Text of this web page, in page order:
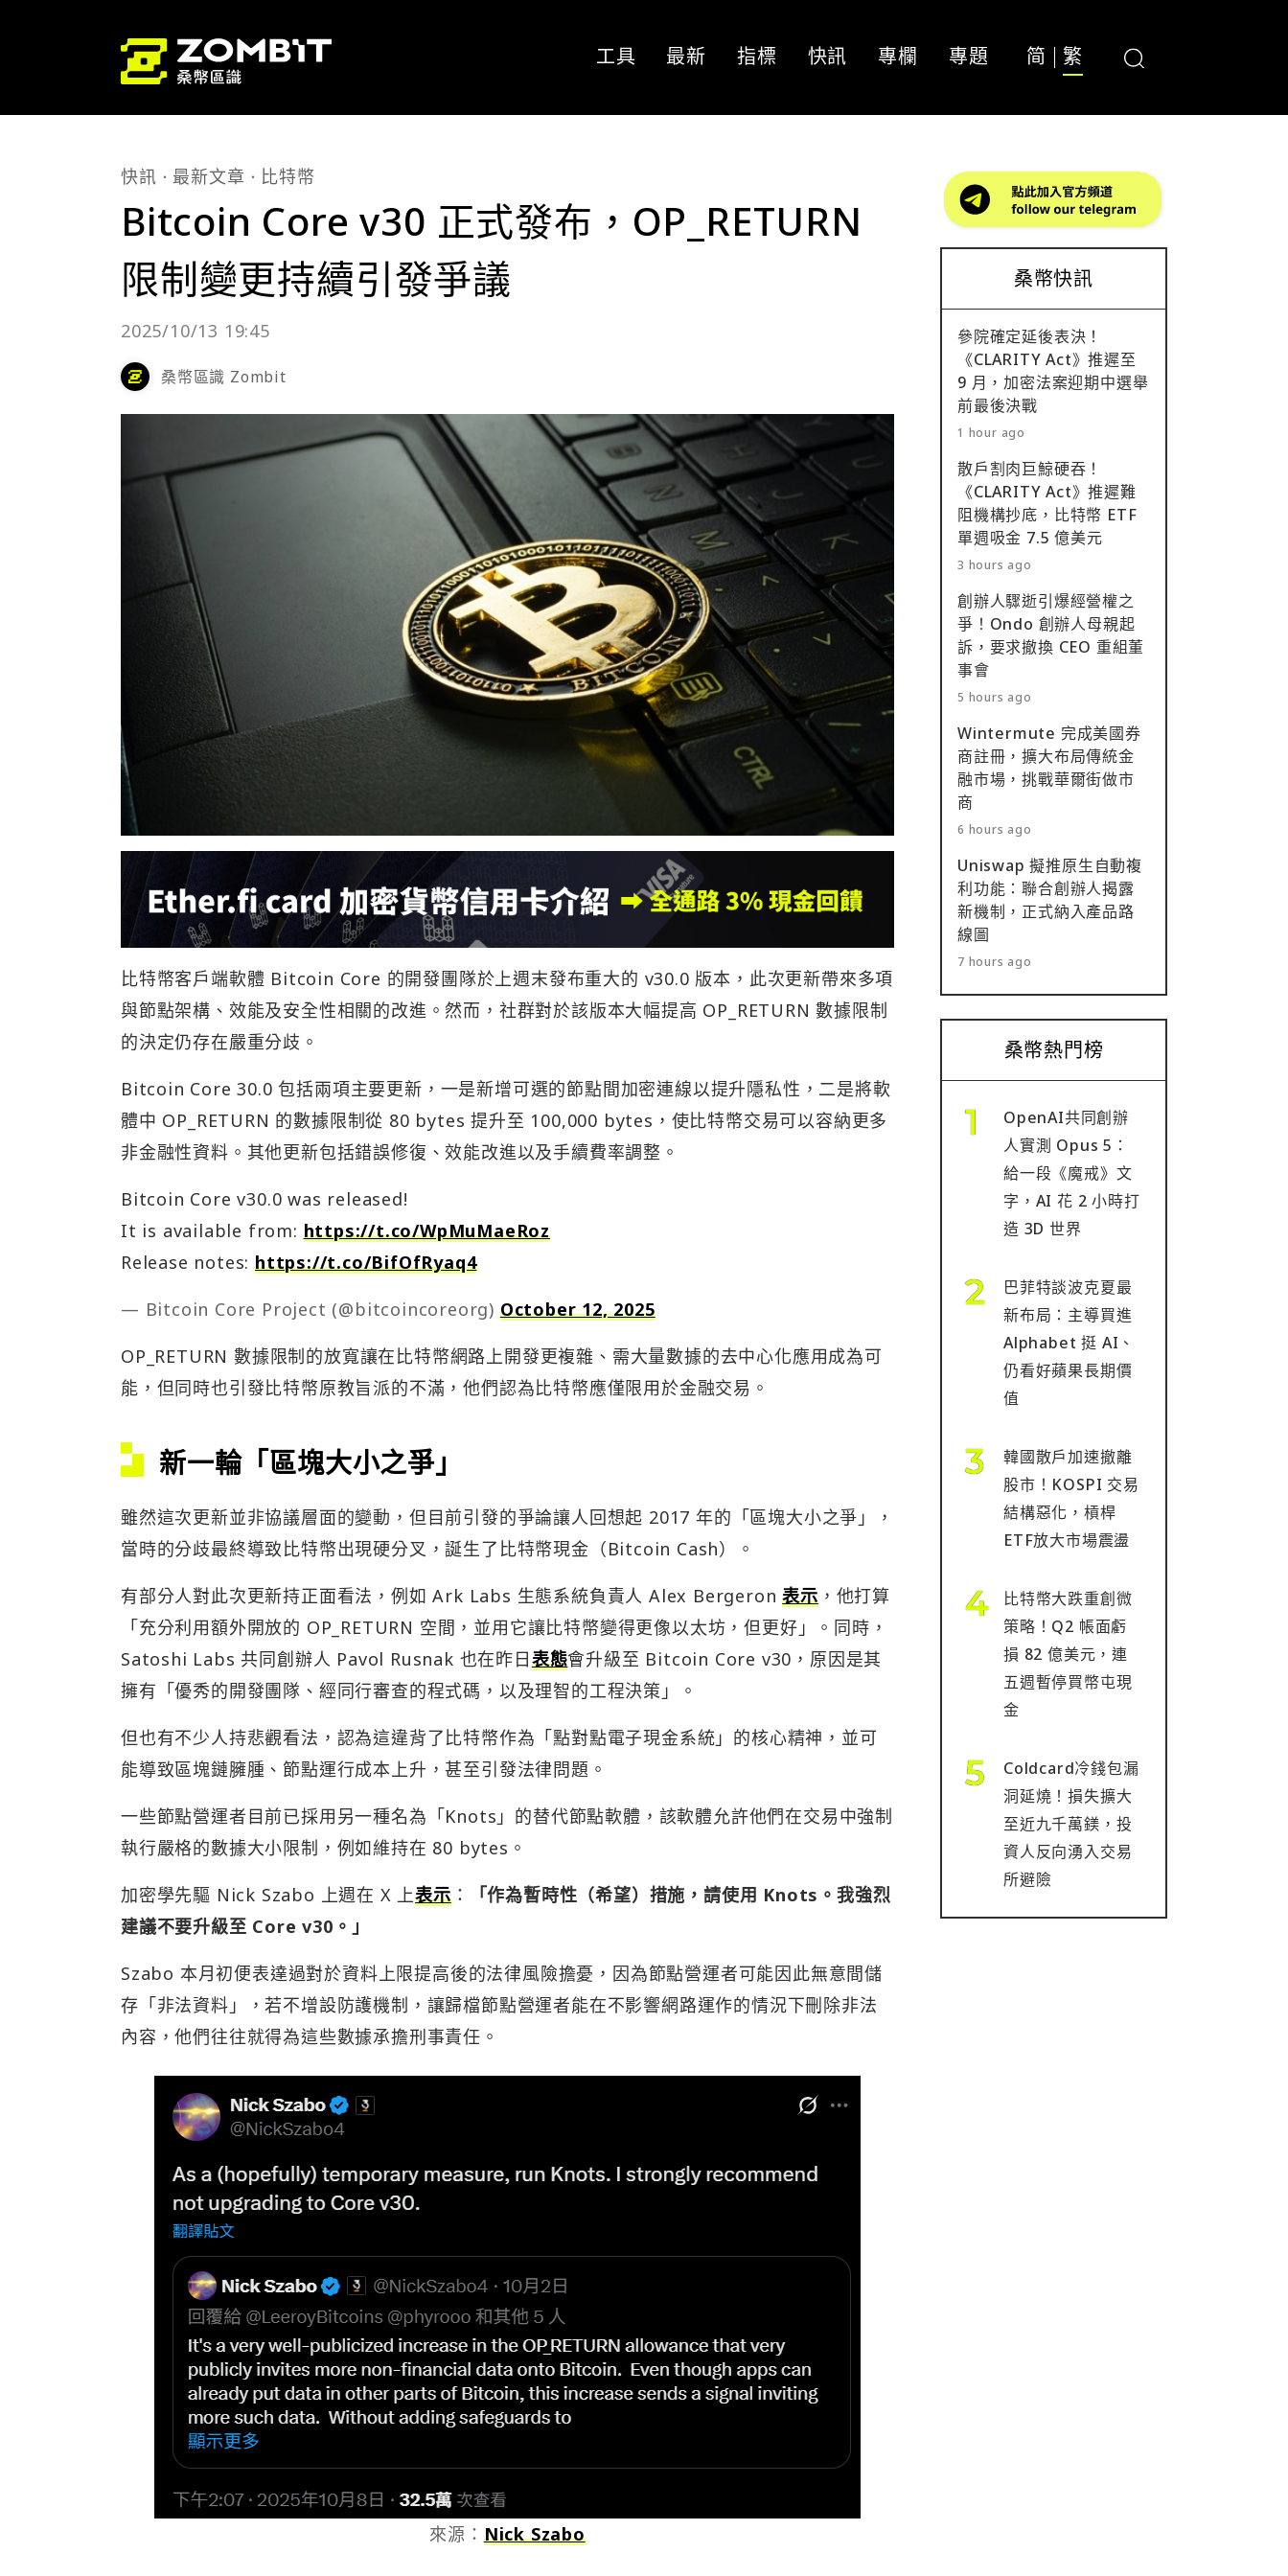
工具 最新 指標 快訊 專欄 專題 简 繁
快訊 最新文章 比特幣
Bitcoin Core v30 正式發布，OP_RETURN
限制變更持續引發爭議
2025/10/13 19:45
桑幣區識 Zombit
比特幣客戶端軟體 Bitcoin Core 的開發團隊於上週末發布重大的 v30.0 版本，此次更新帶來多項
與節點架構、效能及安全性相關的改進。然而，社群對於該版本大幅提高 OP_RETURN 數據限制
的決定仍存在嚴重分歧。
Bitcoin Core 30.0 包括兩項主要更新，一是新增可選的節點間加密連線以提升隱私性，二是將軟
體中 OP_RETURN 的數據限制從 80 bytes 提升至 100,000 bytes，使比特幣交易可以容納更多
非金融性資料。其他更新包括錯誤修復、效能改進以及手續費率調整。
Bitcoin Core v30.0 was released!
It is available from: https://t.co/WpMuMaeRoz
Release notes: https://t.co/BifOfRyaq4
— Bitcoin Core Project (@bitcoincoreorg) October 12, 2025
OP_RETURN 數據限制的放寬讓在比特幣網路上開發更複雜、需大量數據的去中心化應用成為可
能，但同時也引發比特幣原教旨派的不滿，他們認為比特幣應僅限用於金融交易。
新一輪「區塊大小之爭」
雖然這次更新並非協議層面的變動，但目前引發的爭論讓人回想起 2017 年的「區塊大小之爭」，
當時的分歧最終導致比特幣出現硬分叉，誕生了比特幣現金（Bitcoin Cash）。
有部分人對此次更新持正面看法，例如 Ark Labs 生態系統負責人 Alex Bergeron表示，他打算
「充分利用額外開放的 OP_RETURN 空間，並用它讓比特幣變得更像以太坊，但更好」。同時，
Satoshi Labs 共同創辦人 Pavol Rusnak 也在昨日表態會升級至 Bitcoin Core v30，原因是其
擁有「優秀的開發團隊、經同行審查的程式碼，以及理智的工程決策」。
但也有不少人持悲觀看法，認為這違背了比特幣作為「點對點電子現金系統」的核心精神，並可
能導致區塊鏈臃腫、節點運行成本上升，甚至引發法律問題。
一些節點營運者目前已採用另一種名為「Knots」的替代節點軟體，該軟體允許他們在交易中強制
執行嚴格的數據大小限制，例如維持在 80 bytes。
加密學先驅 Nick Szabo 上週在 X 上表示：
「作為暫時性（希望）措施，請使用 Knots。我強烈
建議不要升級至 Core v30。」
Szabo 本月初便表達過對於資料上限提高後的法律風險擔憂，因為節點營運者可能因此無意間儲
存「非法資料」，若不增設防護機制，讓歸檔節點營運者能在不影響網路運作的情況下刪除非法
內容，他們往往就得為這些數據承擔刑事責任。
來源： Nick Szabo
桑幣快訊
參院確定延後表決！
《CLARITY Act》推遲至
9 月，加密法案迎期中選舉
前最後決戰
1 hour ago
散戶割肉巨鯨硬吞！
《CLARITY Act》推遲難
阻機構抄底，比特幣 ETF
單週吸金 7.5 億美元
3 hours ago
創辦人驟逝引爆經營權之
爭！Ondo 創辦人母親起
訴，要求撤換 CEO 重組董
事會
5 hours ago
Wintermute 完成美國券
商註冊，擴大布局傳統金
融市場，挑戰華爾街做市
商
6 hours ago
Uniswap 擬推原生自動複
利功能：聯合創辦人揭露
新機制，正式納入產品路
線圖
7 hours ago
桑幣熱門榜
OpenAI共同創辦
人實測 Opus 5：
給一段《魔戒》文
字，AI 花 2 小時打
造 3D 世界
巴菲特談波克夏最
新布局：主導買進
Alphabet 挺 AI、
仍看好蘋果長期價
值
韓國散戶加速撤離
股市！KOSPI 交易
結構惡化，槓桿
ETF放大市場震盪
比特幣大跌重創微
策略！Q2 帳面虧
損 82 億美元，連
五週暫停買幣屯現
金
Coldcard冷錢包漏
洞延燒！損失擴大
至近九千萬鎂，投
資人反向湧入交易
所避險